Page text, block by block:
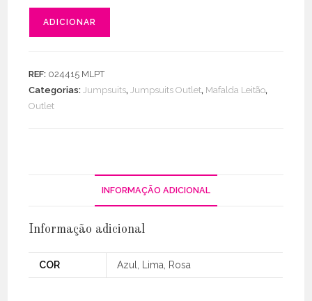
Folho
Manga
ADICIONAR
REF: 024415 MLPT
Categorias:Jumpsuits,Jumpsuits Outlet, Mafalda Leitão,
Outlet
INFORMAÇÃO ADICIONAL
Informação adicional
COR Azul, Lima, Rosa